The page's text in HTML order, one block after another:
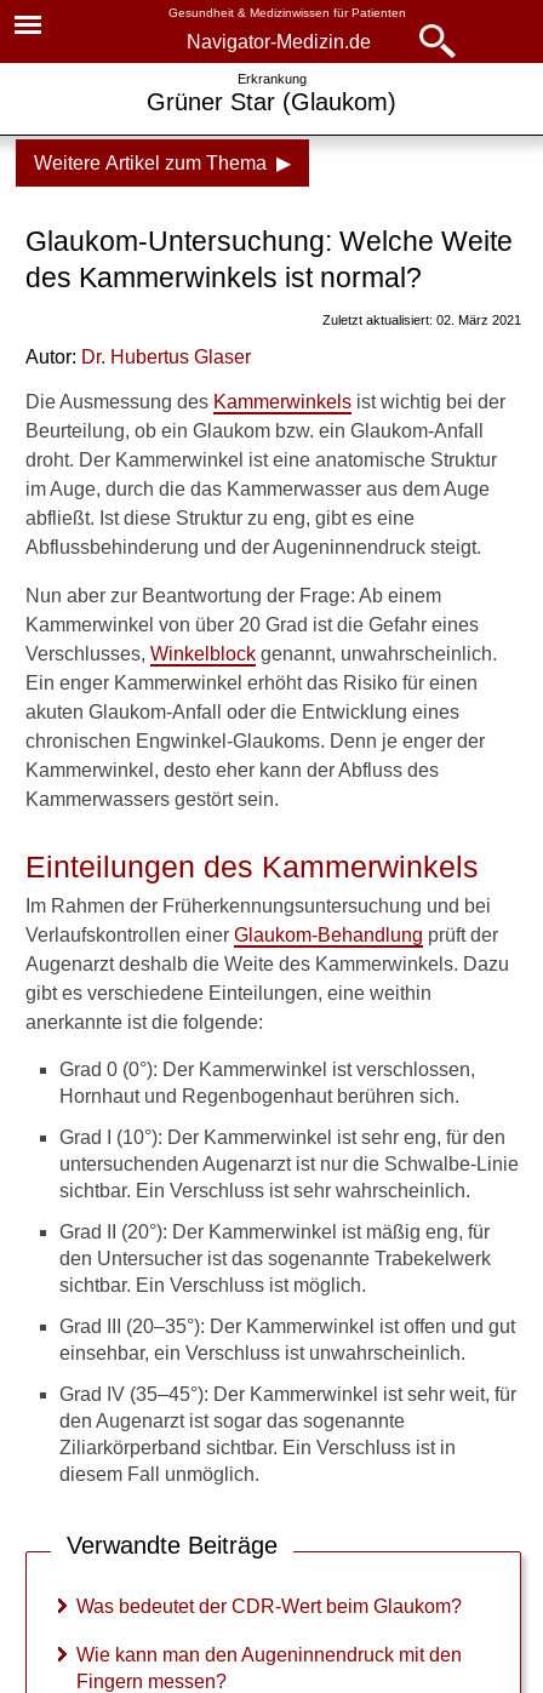
Gesundheit & Medizinwissen für Patienten
Navigator-Medizin.de
Erkrankung
Grüner Star (Glaukom)
Weitere Artikel zum Thema ▶
Glaukom-Untersuchung: Welche Weite
des Kammerwinkels ist normal?
Zuletzt aktualisiert: 02. März 2021
Autor: Dr. Hubertus Glaser
Die Ausmessung des Kammerwinkels ist wichtig bei der
Beurteilung, ob ein Glaukom bzw. ein Glaukom-Anfall
droht. Der Kammerwinkel ist eine anatomische Struktur
im Auge, durch die das Kammerwasser aus dem Auge
abfließt. Ist diese Struktur zu eng, gibt es eine
Abflussbehinderung und der Augeninnendruck steigt.
Nun aber zur Beantwortung der Frage: Ab einem
Kammerwinkel von über 20 Grad ist die Gefahr eines
Verschlusses, Winkelblock genannt, unwahrscheinlich.
Ein enger Kammerwinkel erhöht das Risiko für einen
akuten Glaukom-Anfall oder die Entwicklung eines
chronischen Engwinkel-Glaukoms. Denn je enger der
Kammerwinkel, desto eher kann der Abfluss des
Kammerwassers gestört sein.
Einteilungen des Kammerwinkels
Im Rahmen der Früherkennungsuntersuchung und bei
Verlaufskontrollen einer Glaukom-Behandlung prüft der
Augenarzt deshalb die Weite des Kammerwinkels. Dazu
gibt es verschiedene Einteilungen, eine weithin
anerkannte ist die folgende:
Grad 0 (0°): Der Kammerwinkel ist verschlossen,
Hornhaut und Regenbogenhaut berühren sich.
Grad I (10°): Der Kammerwinkel ist sehr eng, für den
untersuchenden Augenarzt ist nur die Schwalbe-Linie
sichtbar. Ein Verschluss ist sehr wahrscheinlich.
Grad II (20°): Der Kammerwinkel ist mäßig eng, für
den Untersucher ist das sogenannte Trabekelwerk
sichtbar. Ein Verschluss ist möglich.
Grad III (20–35°): Der Kammerwinkel ist offen und gut
einsehbar, ein Verschluss ist unwahrscheinlich.
Grad IV (35–45°): Der Kammerwinkel ist sehr weit, für
den Augenarzt ist sogar das sogenannte
Ziliarkörperband sichtbar. Ein Verschluss ist in
diesem Fall unmöglich.
Verwandte Beiträge
Was bedeutet der CDR-Wert beim Glaukom?
Wie kann man den Augeninnendruck mit den
Fingern messen?
► News
► Diagnostik & Laborwerte
► Gesundheitsthemen
▾
Krankheiten
Symptome und
Untersuchungen
Untersuchungen
Was sagt
Augeninnendruck aus?
Normalwert
Augeninnendruck
Wie oft messen?
Augeninnendruck mit
Finger messen
Augeninnendruck-
Messung schmerzhaft?
Augendruck selbst messen
Hornhautdicke
CDR-Wert beim Glaukom
Perfusionsdruck
Weite des
GDx-Laser-Polarimetrie
Früherkennung Glaukom:
Kosten
Ursachen und Behandlung
Verwandte Beiträge
W
a
b
e
d
t
t
e
r